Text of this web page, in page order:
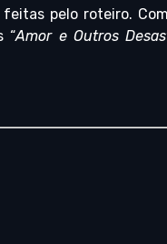
pelo roteiro.
“Amor e Outros